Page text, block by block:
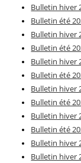
Bulletin hiver
Bulletin été
Bulletin hiver
Bulletin été
Bulletin hiver
Bulletin été
Bulletin hiver
Bulletin été
Bulletin hiver
Bulletin été
Bulletin hiver
Bulletin hiver